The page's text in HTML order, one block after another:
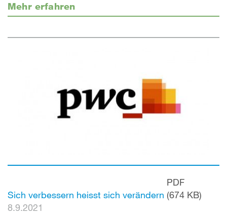
Mehr erfahren
Sich verbessern heisst sich verändern
PDF
(674 KB)
8.9.2021